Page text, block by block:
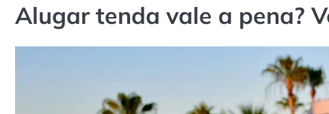
Alugar tenda vale a pena?